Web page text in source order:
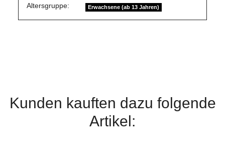
Altersgruppe: Erwachsene (ab 13 Jahren)
Kunden kauften dazu folgende
Artikel: